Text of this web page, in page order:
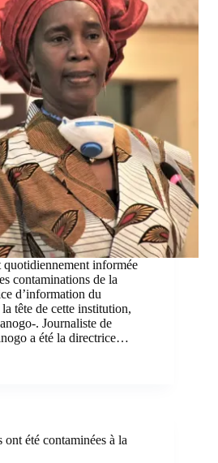
informée
contaminations de la
d’information du
tête de cette institution,
. Journaliste de
a été la directrice…
été contaminées à la